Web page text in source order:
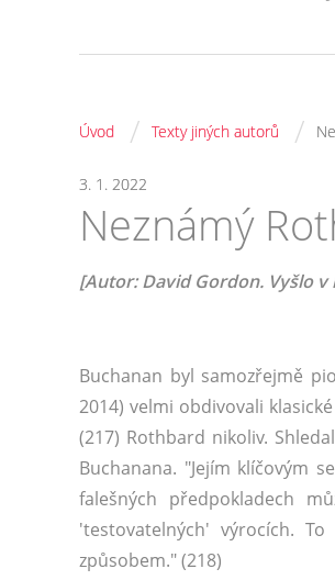
Úvod / Texty jiných autorů /
3. 1. 2022
Neznámý
[Autor: David Gordon. Vyšlo v
Buchanan byl samozřejmě
2014) velmi obdivovali
(217) Rothbard nikoliv.
Buchanana. "Jejím klíčovým
falešných předpokladech
'testovatelných' výrocích.
způsobem." (218)